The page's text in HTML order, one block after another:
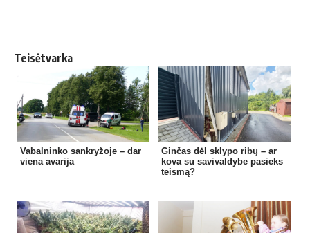
Teisėtvarka
Vabalninko sankryžoje – dar
viena avarija
Ginčas dėl sklypo ribų – ar
kova su savivaldybe pasieks
teismą?